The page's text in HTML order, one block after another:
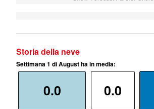
Storia della neve
Settimana 1 di August ha in media:
0.0 0.0